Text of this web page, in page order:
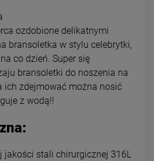
ozdobione delikatnymi
bransoletka w stylu celebrytki,
co dzień. Super się
bransoletki do noszenia na
ich zdejmować można nosić
z wodą!!
jakości stali chirurgicznej 316L